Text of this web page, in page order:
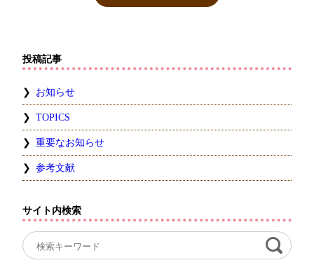
投稿記事
お知らせ
TOPICS
重要なお知らせ
参考文献
サイト内検索